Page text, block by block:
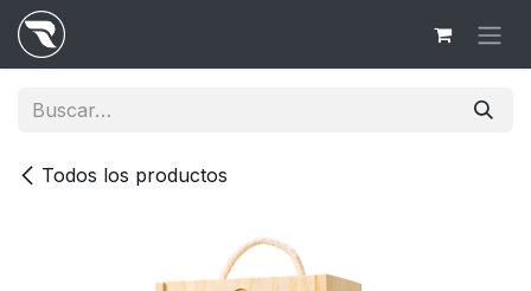
Ir al contenido
Todos los productos